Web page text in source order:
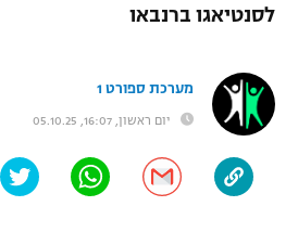
"מחצית בשכונה" – פודקאסט
משתתפים וזוכים בפרסים
ליגות נוספות
UFC
היאבקות WWE
אופניים
ספורט מוטורי
לסנטיאגו ברנבאו
מערכת ספורט 1
יום ראשון, 16:07, 05.10.25